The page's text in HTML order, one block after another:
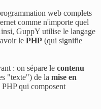
web complets
comme n'importe quel
GuppY utilise le langage
lePHP (qui signifie
: on sépare lecontenu
"texte") de lamise en
PHP qui composent